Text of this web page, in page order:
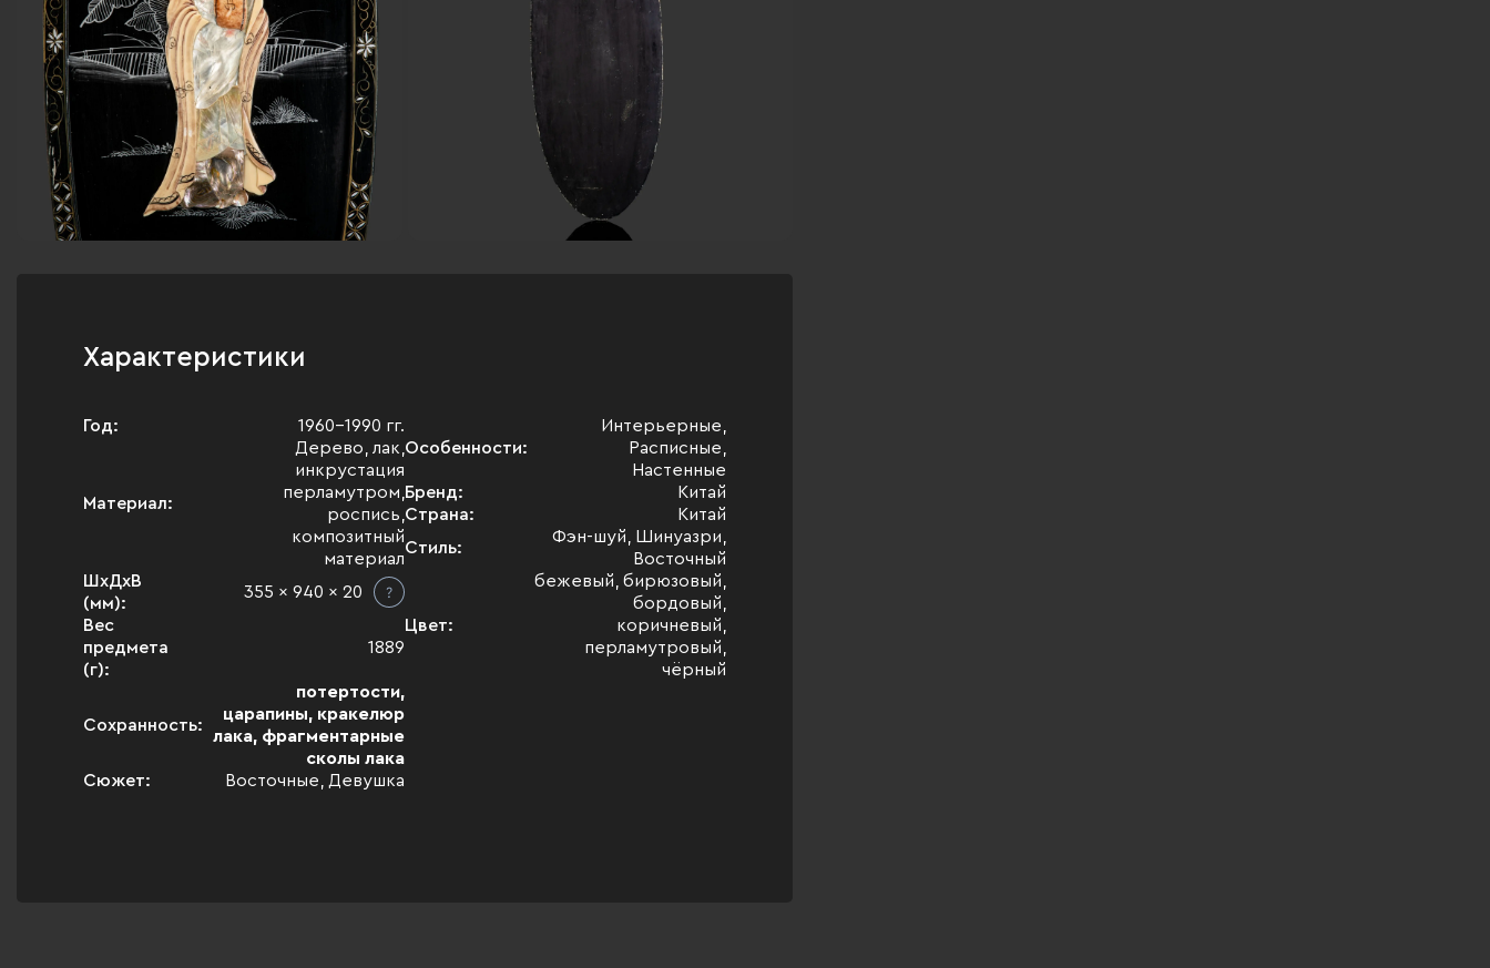
Характеристики
Год: 1960-1990 гг.
Материал:
Дерево, лак,
инкрустация
перламутром,
роспись,
композитный
материал
ШхДхВ
(мм):
355 x 940 x 20
Вес
предмета
(г):
1889
Сохранность:
потертости,
царапины, кракелюр
лака, фрагментарные
сколы лака
Сюжет:
Восточные, Девушка
Особенности:
Интерьерные,
Расписные,
Настенные
Бренд:
Китай
Страна:
Китай
Стиль:
Фэн-шуй, Шинуазри,
Восточный
Цвет:
бежевый, бирюзовый,
бордовый,
коричневый,
перламутровый,
чёрный